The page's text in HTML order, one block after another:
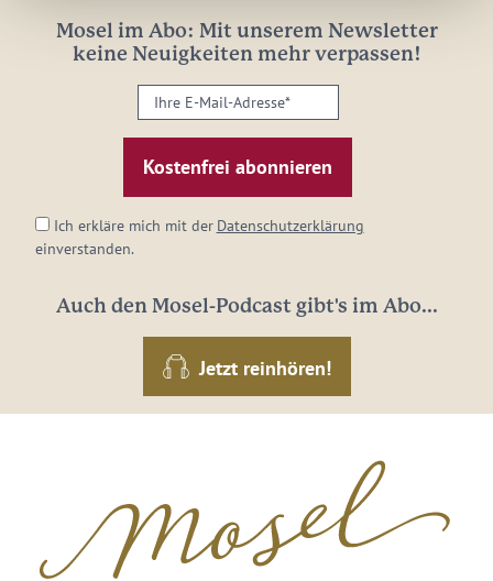
Mosel im Abo: Mit unserem Newsletter
keine Neuigkeiten mehr verpassen!
Ihre
E-
Mail-
Adresse:
Ich erkläre mich mit der Datenschutzerklärung
einverstanden.
Auch den Mosel-Podcast gibt's im Abo...
Jetzt reinhören!